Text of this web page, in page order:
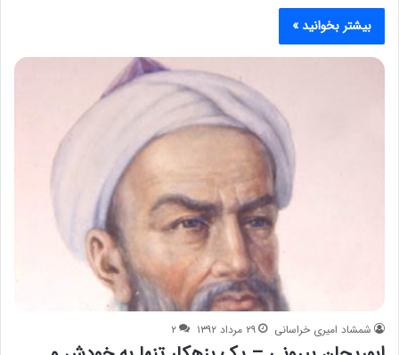
بیشتر بخوانید »
شمشاد امیری خراسانی ۲۹ مرداد ۱۳۹۲ ۲